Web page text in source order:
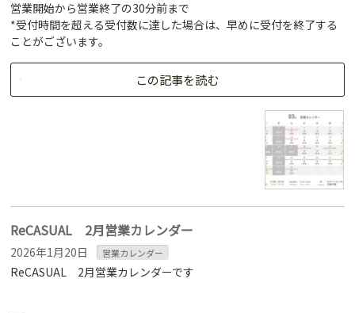
営業開始から営業終了の30分前まで
*受付時間を超える受付数に達した場合は、早めに受付を終了する
ことがございます。
この記事を読む
ReCASUAL 2月営業カレンダー
2026年1月20日 営業カレンダー
ReCASUAL 2月営業カレンダーです